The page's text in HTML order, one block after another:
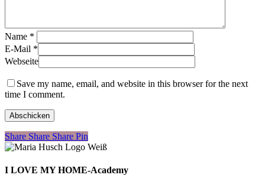
Name *
E-Mail *
Webseite
Save my name, email, and website in this browser for the next
time I comment.
Share
Share Share Share Pin
I LOVE MY HOME-Academy